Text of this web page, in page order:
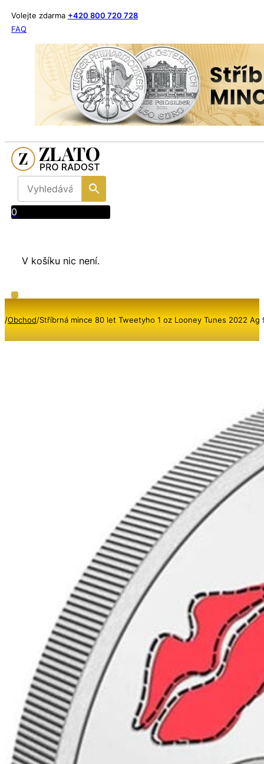
Volejte zdarma +420 800 720 728
FAQ
0
V košíku nic není.
/Obchod/Stříbrná mince 80 let Tweetyho 1 oz Looney Tunes 2022 Ag